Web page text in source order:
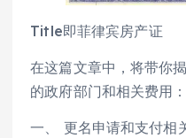
Title即菲律宾房产证
在这篇文章中，将带你
的政府部门和相关费用：
一、 更名申请和支付相